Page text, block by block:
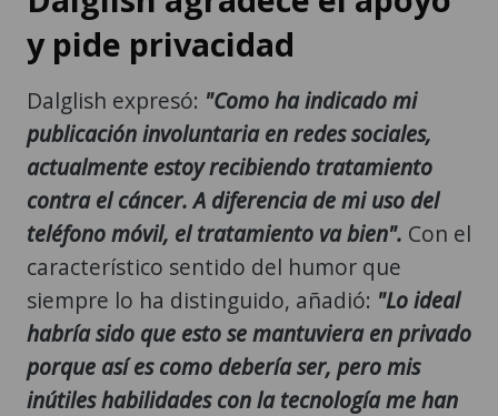
y pide privacidad
Dalglish expresó: "Como ha indicado mi
publicación involuntaria en redes sociales,
actualmente estoy recibiendo tratamiento
contra el cáncer. A diferencia de mi uso del
teléfono móvil, el tratamiento va bien". Con el
característico sentido del humor que
siempre lo ha distinguido, añadió: "Lo ideal
habría sido que esto se mantuviera en privado
porque así es como debería ser, pero mis
inútiles habilidades con la tecnología me han